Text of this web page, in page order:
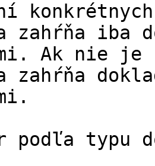
iba
Ak nie je
podľa typu